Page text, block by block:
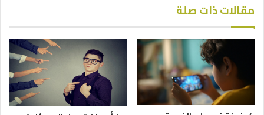
مقالات ذات صلة